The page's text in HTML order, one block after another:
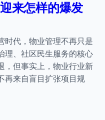
来怎样的爆发
时代，物业管理不再只是
理、社区民生服务的核心
，但事实上，物业行业新
再来自盲目扩张项目规